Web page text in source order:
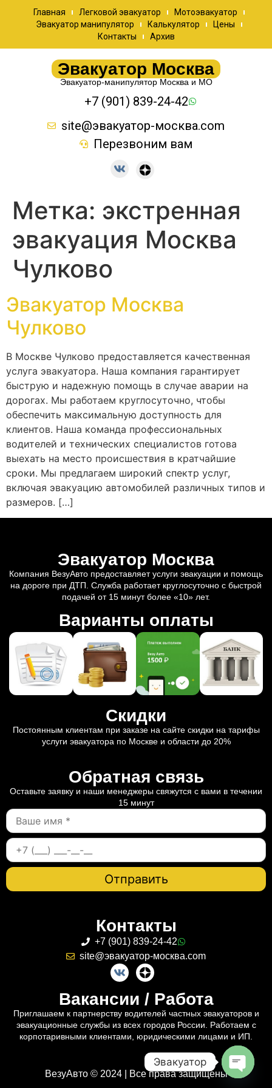
Главная Легковой эвакуатор
Мотоэвакуатор
Эвакуатор манипулятор
Калькулятор
Цены
Контакты
Архив
Эвакуатор Москва
Эвакуатор-манипулятор Москва и МО
+7 (901) 839-24-42
site@эвакуатор-москва.com
Перезвоним вам
Метка: экстренная
эвакуация Москва
Чулково
Эвакуатор Москва
Чулково
В Москве Чулково предоставляется качественная
услуга эвакуатора. Наша компания гарантирует
быструю и надежную помощь в случае аварии на
дорогах. Мы работаем круглосуточно, чтобы
обеспечить максимальную доступность для
клиентов. Наша команда профессиональных
водителей и технических специалистов готова
выехать на место происшествия в кратчайшие
сроки. Мы предлагаем широкий спектр услуг,
включая эвакуацию автомобилей различных типов и
размеров. […]
Эвакуатор Москва
Компания ВезуАвто предоставляет услуги эвакуации и помощь
на дороге при ДТП. Служба работает круглосуточно с быстрой
подачей от 15 минут более «10» лет.
Варианты оплаты
Скидки
Постоянным клиентам при заказе на сайте скидки на тарифы
услуги эвакуатора по Москве и области до 20%
Обратная связь
Оставьте заявку и наши менеджеры свяжутся с вами в течении
15 минут
Контакты
+7 (901) 839-24-42
site@эвакуатор-москва.com
Вакансии / Работа
Приглашаем к партнерству водителей частных эвакуаторов и
эвакуационные службы из всех городов России. Работаем с
корпотаривными клиентами, юридическими лицами и ИП.
ВезуАвто © 2024 | Все права защищены
Эвакуатор